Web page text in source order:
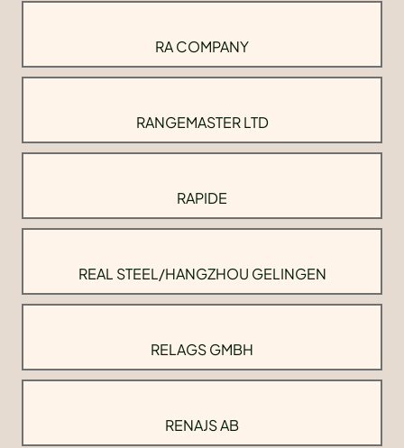
RA COMPANY
RANGEMASTER LTD
RAPIDE
REAL STEEL/HANGZHOU GELINGEN
RELAGS GMBH
RENAJS AB